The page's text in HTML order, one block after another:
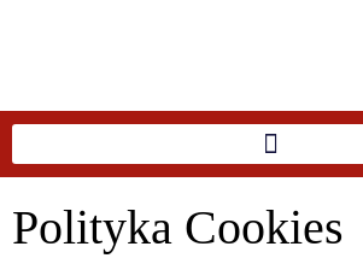
ABC
Wiedza - Sprzęt -
Polityka Cookies